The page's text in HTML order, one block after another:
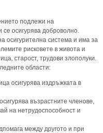
подлежи на
осигурява доброволно.
осигурителна система и има за
рисковете в живота и
старост, трудови злополуки.
области:
осигурява издръжката в
възрастните членове,
на нетрудоспособност и
между другото и при